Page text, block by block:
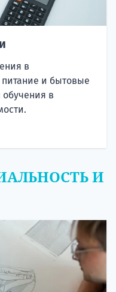
в
и бытовые
в
И